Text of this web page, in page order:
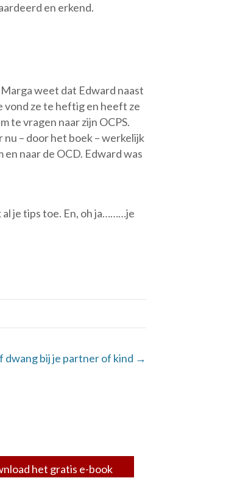
en erkend.
weet dat Edward naast
vond ze te heftig en heeft ze
te vragen naar zijn OCPS.
– door het boek – werkelijk
naar de OCD. Edward was
al je tips toe. En, oh ja………je
dwang bij je partner of kind →
het gratis e-book